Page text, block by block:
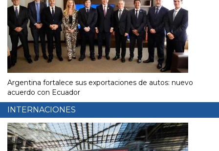
Argentina fortalece sus exportaciones de autos: nuevo
acuerdo con Ecuador
INTERNACIONES